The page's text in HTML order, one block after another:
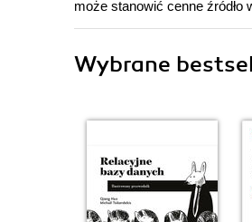
może stanowić cenne
Wybrane